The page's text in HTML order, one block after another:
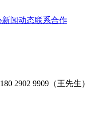
新闻动态联系合作
2902 9909（王先生）